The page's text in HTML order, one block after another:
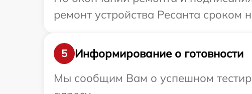
ремонт устройства Ресанта сроком
5
Информирование о готовности
Мы сообщим Вам о успешном